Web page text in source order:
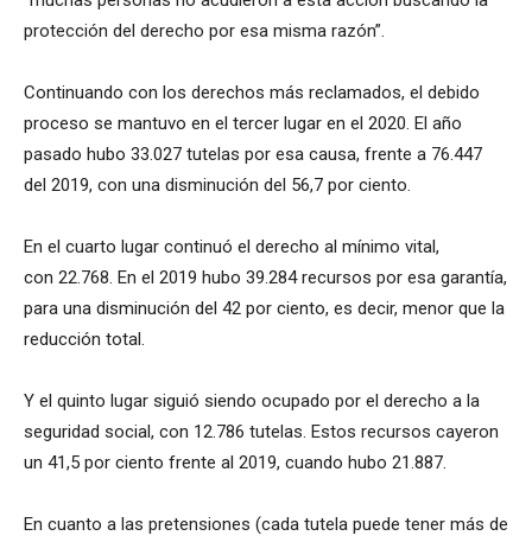
protección del derecho por esa misma razón”.
Continuando con los derechos más reclamados, el debido
proceso se mantuvo en el tercer lugar en el 2020. El año
pasado hubo 33.027 tutelas por esa causa, frente a 76.447
del 2019, con una disminución del 56,7 por ciento.
En el cuarto lugar continuó el derecho al mínimo vital,
con 22.768. En el 2019 hubo 39.284 recursos por esa garantía,
para una disminución del 42 por ciento, es decir, menor que la
reducción total.
Y el quinto lugar siguió siendo ocupado por el derecho a la
seguridad social, con 12.786 tutelas. Estos recursos cayeron
un 41,5 por ciento frente al 2019, cuando hubo 21.887.
En cuanto a las pretensiones (cada tutela puede tener más de